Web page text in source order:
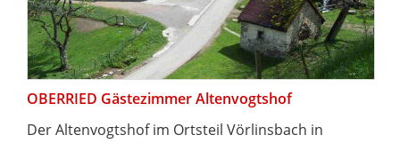
OBERRIED Gästezimmer Altenvogtshof
Der Altenvogtshof im Ortsteil Vörlinsbach in